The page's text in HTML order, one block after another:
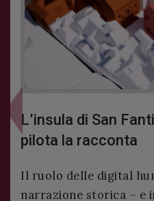
Fantin: un progetto
humanities nella
– e in particolare nella
Previous